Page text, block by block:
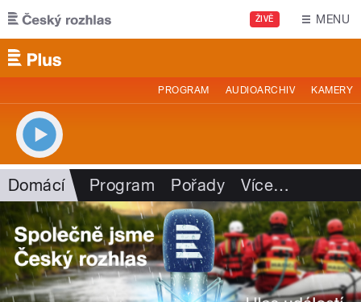
Přejít k hlavnímu obsahu
ŽIVĚ MENU
PROGRAM AUDIOARCHIV KAMERY
Domácí Program Pořady Více…